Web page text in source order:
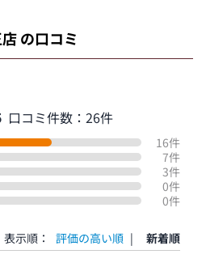
の口コミ
口コミ件数：26件
16件
7件
3件
0件
0件
表示順： 評価の高い順 | 新着順